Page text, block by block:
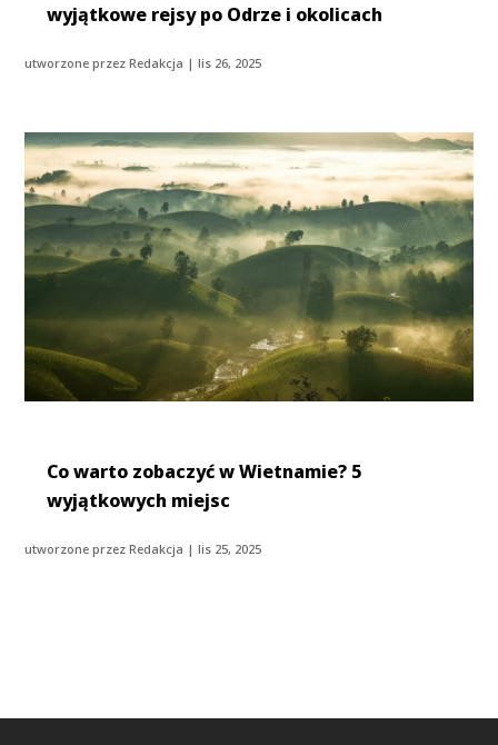
wyjątkowe rejsy po Odrze i okolicach
utworzone przezRedakcja |lis 26, 2025
Co warto zobaczyć w Wietnamie? 5
wyjątkowych miejsc
utworzone przezRedakcja |lis 25, 2025